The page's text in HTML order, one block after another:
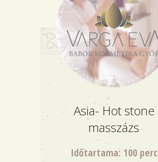
Asia- Hot stone
masszázs
Időtartama: 100 perc